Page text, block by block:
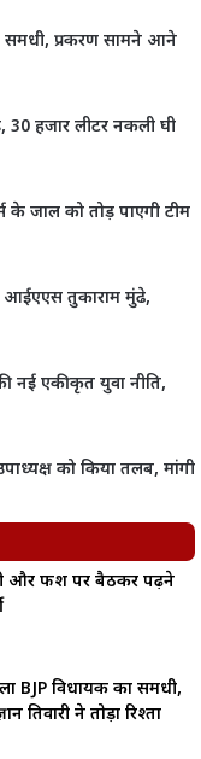
समधी, प्रकरण सामने आने
30 हजार लीटर नकली घी
के जाल को तोड़ पाएगी टीम
आईएएस तुकाराम मुंढे,
एकीकृत युवा नीति,
को किया तलब, मांगी
और फर्श पर बैठकर पढ़ने
BJP विधायक का समधी,
तिवारी ने तोड़ा रिश्ता